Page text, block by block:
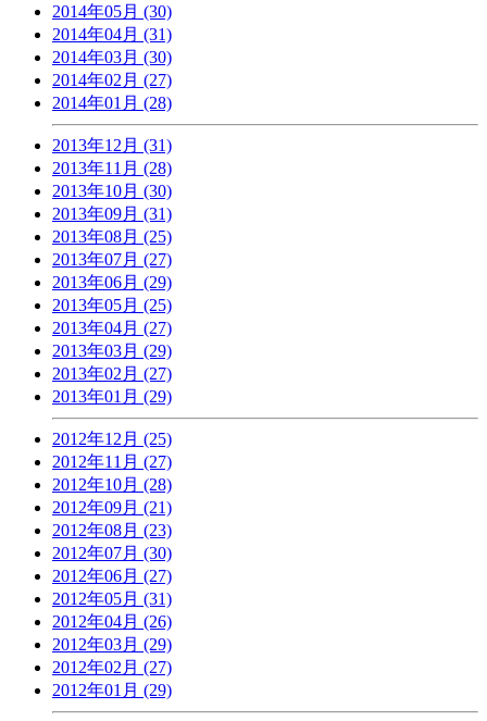
2014年05月 (30)
2014年04月 (31)
2014年03月 (30)
2014年02月 (27)
2014年01月 (28)
2013年12月 (31)
2013年11月 (28)
2013年10月 (30)
2013年09月 (31)
2013年08月 (25)
2013年07月 (27)
2013年06月 (29)
2013年05月 (25)
2013年04月 (27)
2013年03月 (29)
2013年02月 (27)
2013年01月 (29)
2012年12月 (25)
2012年11月 (27)
2012年10月 (28)
2012年09月 (21)
2012年08月 (23)
2012年07月 (30)
2012年06月 (27)
2012年05月 (31)
2012年04月 (26)
2012年03月 (29)
2012年02月 (27)
2012年01月 (29)